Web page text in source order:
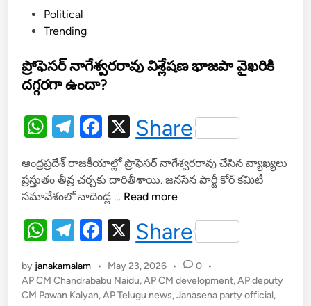
కే
డీ
t
e
Political
Trending
ప్రోఫెసర్ నాగేశ్వరరావు విశ్లేషణ భాజపా వైఖరికి
దగ్గరగా ఉందా?
W
at
s
A
p
p
T
e
gr
a
m
F
c
e
b
o
o
k
X
Share
ఆంధ్రప్రదేశ్ రాజకీయాల్లో ప్రొఫెసర్ నాగేశ్వరరావు చేసిన వ్యాఖ్యలు
ప్రస్తుతం తీవ్ర చర్చకు దారితీశాయి. జనసేన పార్టీ కోర్ కమిటీ
సమావేశంలో నాదెండ్ల … ప్రో
స
ర్
నా
గే
శ్వ
Read more
W
at
s
T
e
gr
F
c
e
X
Share
by janakamalam • May 23, 2026 • 0 •
AP CM Chandrababu Naidu,AP CM development,AP deputy
CM Pawan Kalyan,AP Telugu news,Janasena party official,